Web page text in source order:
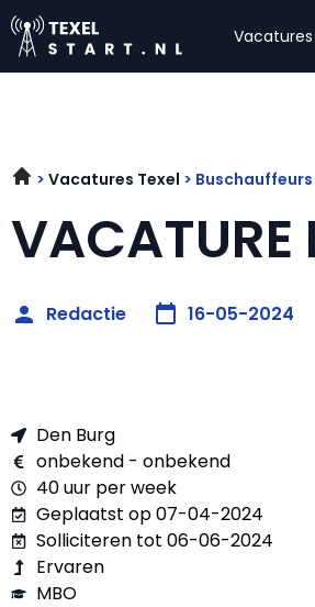
Vacatures
Vacatures Texel Buschauffeurs
Redactie 16-05-2024
Den Burg
onbekend - onbekend
40 uur per week
Geplaatst op 07-04-2024
Solliciteren tot 06-06-2024
Ervaren
MBO